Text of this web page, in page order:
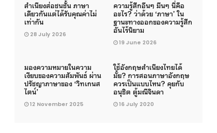
สำเนียงส่อชนชั้น ภาษา
เดียวกันแต่ได้รับคุณค่าไม่
เท่ากัน
28 July 2026
ความรู้สึกอึนๆ มึนๆ นี่คือ
อะไร? ว่าด้วย ‘ภาษา’ ใน
ฐานะทางออกของความรู้สึก
อันไร้นิยาม
19 June 2026
มองความหมายในความ
เงียบของความสัมพันธ์ ผ่าน
ปรัชญาภาษาของ ‘วิทเกนส
ไตน์’
12 November 2025
ใช้อังกฤษสำเนียงไทยได้
มั้ย? การสอนภาษาอังกฤษ
ควรเป็นแบบไหน? คุยกับ
อนุชิต ตู้มณีจินดา
16 July 2020